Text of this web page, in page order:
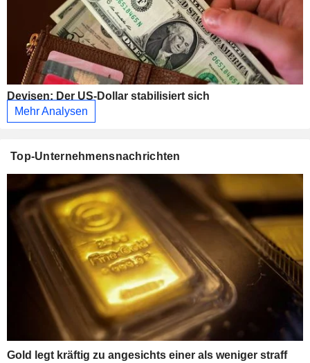
Devisen: Der US-Dollar stabilisiert sich
Mehr Analysen
Top-Unternehmensnachrichten
Gold legt kräftig zu angesichts einer als weniger straff